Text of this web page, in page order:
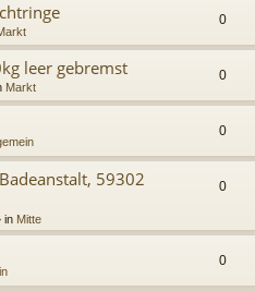
0
leer gebremst
Markt
0
0
59302
in Mitte
0
0